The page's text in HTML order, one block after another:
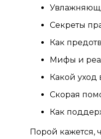
Секреты
Как
Мифы и
Какой уход
Скорая
Как
Порой кажется,